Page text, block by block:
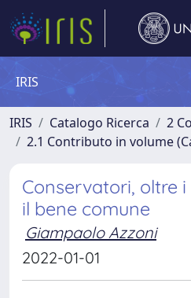
IRIS
IRIS Catalogo Ricerca
2
2.1 Contributo in volume
Conservatori, oltre
il bene comune
Giampaolo Azzoni
2022-01-01